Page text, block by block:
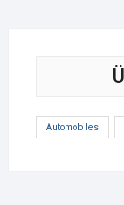
Automobiles